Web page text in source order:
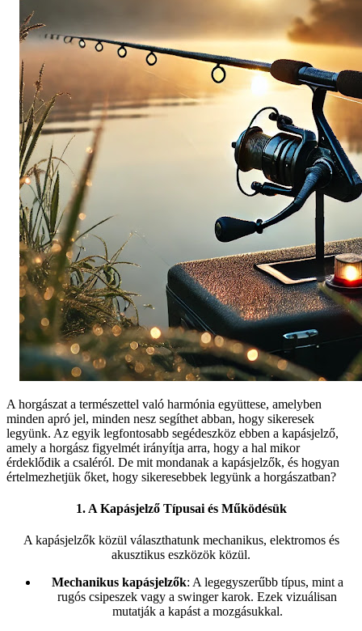
A horgászat a természettel való harmónia együttese, amelyben
minden apró jel, minden nesz segíthet abban, hogy sikeresek
legyünk. Az egyik legfontosabb segédeszköz ebben a kapásjelző,
amely a horgász figyelmét irányítja arra, hogy a hal mikor
érdeklődik a csaléról. De mit mondanak a kapásjelzők, és hogyan
értelmezhetjük őket, hogy sikeresebbek legyünk a horgászatban?
1. A Kapásjelző Típusai és Működésük
A kapásjelzők közül választhatunk mechanikus, elektromos és
akusztikus eszközök közül.
Mechanikus kapásjelzők: A legegyszerűbb típus, mint a
rugós csipeszek vagy a swinger karok. Ezek vizuálisan
mutatják a kapást a mozgásukkal.